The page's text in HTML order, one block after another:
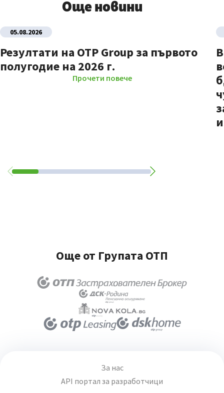
Още новини
05.08.2026
Резултати на OTP Group за първото
полугодие на 2026 г.
Прочети повече
Още от Групата ОТП
За нас
API портал за разработчици